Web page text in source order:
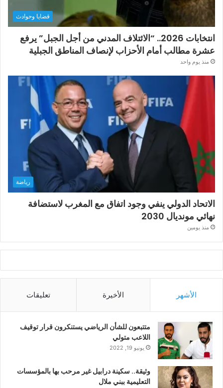
قضايا وحوادث
انتخابات 2026.. “الائتلاف المدني من أجل الجبل” يرفع
عشرة مطالب أمام الأحزاب لإنصاف المناطق الجبلية
منذ يوم واحد
رياضة
الاتحاد الدولي ينفي وجود اتفاق مع المغرب لاستضافة
نهائي مونديال 2030
منذ يومين
الأشهر الأخيرة تعليقات
متتبعون للشأن الرياضي يستنكرون قرار توقيف
اللاعب متولي
يونيو 19, 2022
وثيقة.. سكينة درابيل غير مرحب بها بالمؤسسات
التعليمية ببني ملال